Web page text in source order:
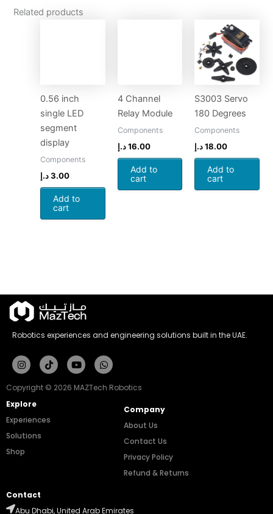
Related products
0.56 inch
single LED
segment
display
Components
3.00 د.إ
Add to
cart
4 Channel
Relay Module
Components
16.00 د.إ
Add to
cart
S3003 Servo
180 Degrees
Components
18.00د.إ
Add to
cart
Robotics experiences and engineering solutions built in the UAE.
InstagramTiktokYoutubeWhatsapp
Copyright © 2026 MAZTech Robotics
Explore
Experiences
Solutions
Shop
Company
About Us
Contact Us
Privacy Policy
Refund & Returns
Contact
Abu Dhabi, United Arab Emirates